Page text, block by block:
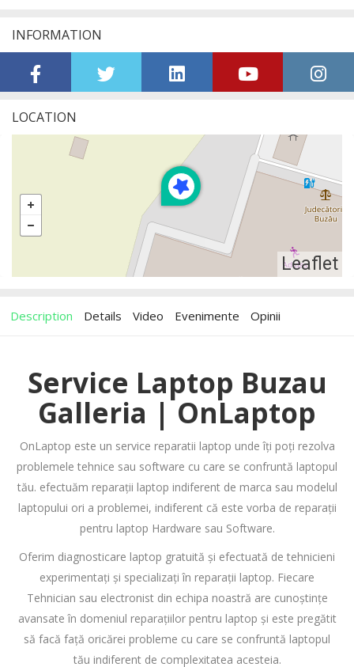
INFORMATION
LOCATION
Leaflet
Description Details Video Evenimente Opinii
Service Laptop Buzau
Galleria | OnLaptop
OnLaptop este un service reparatii laptop unde îți poți rezolva
problemele tehnice sau software cu care se confruntă laptopul
tău. efectuăm reparații laptop indiferent de marca sau modelul
laptopului ori a problemei, indiferent că este vorba de reparații
pentru laptop Hardware sau Software.
Oferim diagnosticare laptop gratuită și efectuată de tehnicieni
experimentați și specializați în reparații laptop. Fiecare
Tehnician sau electronist din echipa noastră are cunoștințe
avansate în domeniul reparațiilor pentru laptop și este pregătit
să facă față oricărei probleme cu care se confruntă laptopul
tău indiferent de complexitatea acesteia.